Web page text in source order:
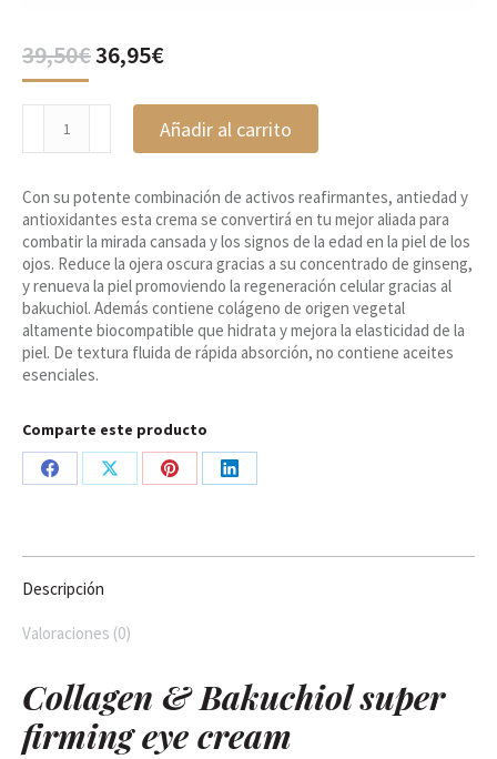
39,50€El
precio
original
39,50€.
36,95€El
actual
es:
36,95€.
Ojos
Reafirmante
30ml,
Eleven
Obi
cantidad
Añadir al carrito
Con su potente combinación de activos reafirmantes, antiedad y
antioxidantes esta crema se convertirá en tu mejor aliada para
combatir la mirada cansada y los signos de la edad en la piel de los
ojos. Reduce la ojera oscura gracias a su concentrado de ginseng,
y renueva la piel promoviendo la regeneración celular gracias al
bakuchiol. Además contiene colágeno de origen vegetal
altamente biocompatible que hidrata y mejora la elasticidad de la
piel. De textura fluida de rápida absorción, no contiene aceites
esenciales.
Comparte este producto
Share
Share
Share
Share
Descripción
Valoraciones (0)
Collagen & Bakuchiol super
firming eye cream